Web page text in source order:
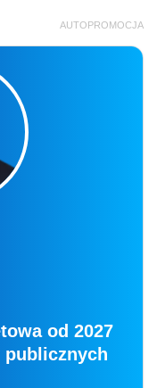
AUTOPROMOCJA
od 2027
publicznych